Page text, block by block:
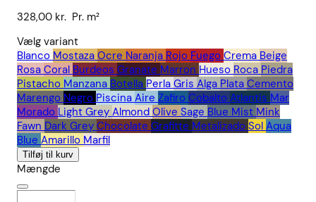
328,00 kr. Pr. m²
Vælg variant
Blanco Mostaza Ocre Naranja Rojo Fuego Crema Beige
Rosa Coral Burdeos Granate Marron Hueso Roca Piedra
Pistacho Manzana Botella Perla Gris Alga Plata Cemento
Marengo Negro Piscina Aire Zafiro Cobalto Atlantis Mar
Morado Light Grey Almond Olive Sage Blue Mist Mink
Fawn Dark Grey Chocolate Grafitte Metalizado Sol Aqua
Blue Amarillo Marfil
Tilføj til kurv
Mængde